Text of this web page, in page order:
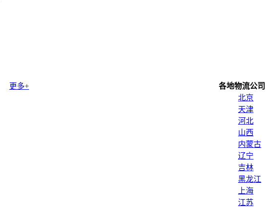
更多+
各地物流公司
北京
天津
河北
山西
内蒙古
辽宁
吉林
黑龙江
上海
江苏